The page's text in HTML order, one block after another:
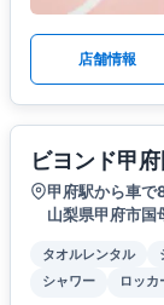
店舗情報
ビヨンド甲
甲府駅から車で
山梨県甲府市
タオルレンタル
シャワー
ロッカ